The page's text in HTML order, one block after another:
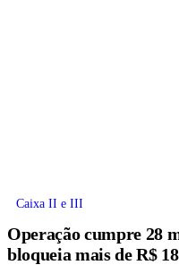
Caixa II e III
Operação cumpre 28
bloqueia mais de R$